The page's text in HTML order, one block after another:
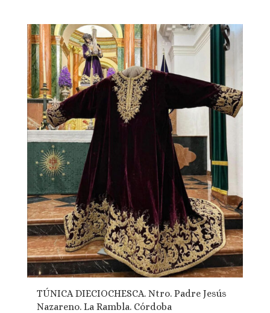
TÚNICA DIECIOCHESCA. Ntro. Padre Jesús
Nazareno. La Rambla. Córdoba